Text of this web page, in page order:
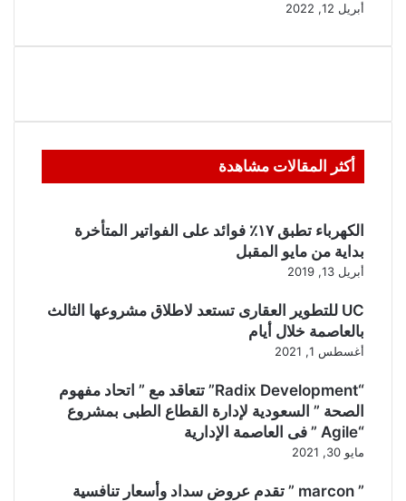
أبريل 12, 2022
أكثر المقالات مشاهدة
الكهرباء تطبق ١٧٪ فوائد على الفواتير المتأخرة
بداية من مايو المقبل
أبريل 13, 2019
UC للتطوير العقارى تستعد لاطلاق مشروعها الثالث
بالعاصمة خلال أيام
أغسطس 1, 2021
“Radix Development” تتعاقد مع ” اتحاد مفهوم
الصحة ” السعودية لإدارة القطاع الطبى بمشروع
“Agile ” فى العاصمة الإدارية
مايو 30, 2021
” marcon ” تقدم عروض سداد وأسعار تنافسية